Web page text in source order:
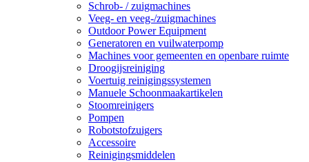
Schrob- / zuigmachines
Veeg- en veeg-/zuigmachines
Outdoor Power Equipment
Generatoren en vuilwaterpomp
Machines voor gemeenten en openbare ruimte
Droogijsreiniging
Voertuig reinigingssystemen
Manuele Schoonmaakartikelen
Stoomreinigers
Pompen
Robotstofzuigers
Accessoire
Reinigingsmiddelen